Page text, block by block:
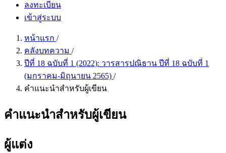
ลงทะเบียน
เข้าสู่ระบบ
หน้าแรก /
คลังบทความ /
ปีที่ 18 ฉบับที่ 1 (2022): วารสารปณิธาน ปีที่ 18 ฉบับที่ 1
(มกราคม-มิถุนายน 2565) /
คำแนะนำสำหรับผู้เขียน
คำแนะนำสำหรับผู้เขียน
ผู้แต่ง